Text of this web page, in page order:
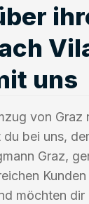
uns
von Graz
du bei uns,
Graz,
möchten dir